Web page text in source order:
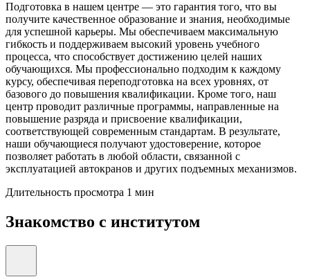
Подготовка в нашем центре — это гарантия того, что вы
получите качественное образование и знания, необходимые
для успешной карьеры. Мы обеспечиваем максимальную
гибкость и поддерживаем высокий уровень учебного
процесса, что способствует достижению целей наших
обучающихся. Мы профессионально подходим к каждому
курсу, обеспечивая переподготовка на всех уровнях, от
базового до повышения квалификации. Кроме того, наш
центр проводит различные программы, направленные на
повышение разряда и присвоение квалификации,
соответствующей современным стандартам. В результате,
наши обучающиеся получают удостоверение, которое
позволяет работать в любой области, связанной с
эксплуатацией автокранов и других подъемных механизмов.
Длительность просмотра 1 мин
Знакомство с институтом